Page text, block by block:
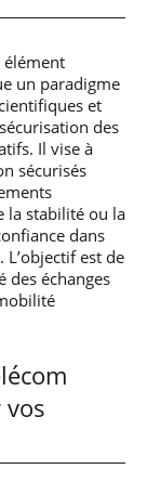
élément
un paradigme
et
des
Il vise à
sécurisés
la stabilité ou la
dans
L’objectif est de
des échanges